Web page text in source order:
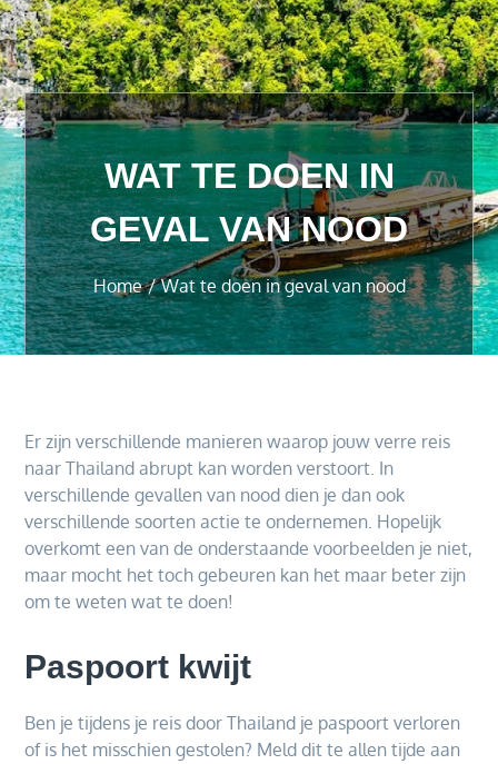
WAT TE DOEN IN
GEVAL VAN NOOD
Home Wat te doen in geval van nood
Er zijn verschillende manieren waarop jouw verre reis
naar Thailand abrupt kan worden verstoort. In
verschillende gevallen van nood dien je dan ook
verschillende soorten actie te ondernemen. Hopelijk
overkomt een van de onderstaande voorbeelden je niet,
maar mocht het toch gebeuren kan het maar beter zijn
om te weten wat te doen!
Paspoort kwijt
Ben je tijdens je reis door Thailand je paspoort verloren
of is het misschien gestolen? Meld dit te allen tijde aan